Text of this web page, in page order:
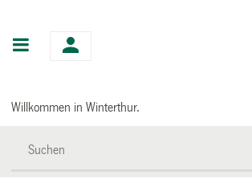
Hauptnavigation
Willkommen in Winterthur.